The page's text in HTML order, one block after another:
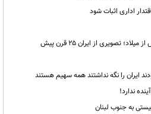
اداری اثبات شود
ایران را نگه نداشتند همه سهیم هستند
ندارد!
به جنوب لبنان